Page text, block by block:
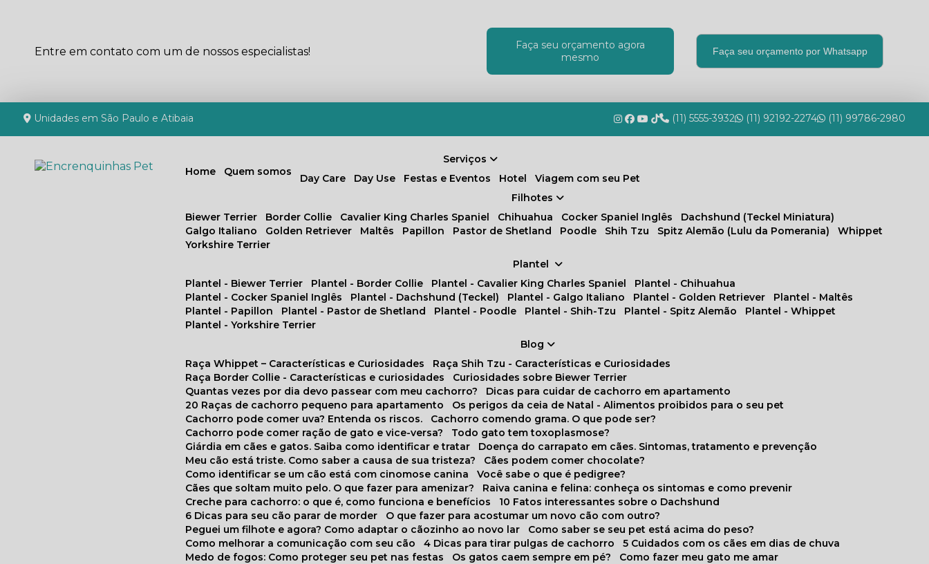
Entre em contato com um de nossos especialistas!
Faça seu orçamento agora
mesmo
Faça seu orçamento por Whatsapp
Unidades em São Paulo e Atibaia (11) 5555-3932 (11) 92192-2274 (11) 99786-2980
Home Quem somos
Plantel
Plantel - Biewer Terrier
Plantel - Border Collie Plantel - Cavalier King Charles Spaniel
Plantel - Chihuahua
Plantel - Cocker Spaniel Inglês
Plantel - Dachshund (Teckel) Plantel - Galgo Italiano Plantel - Golden Retriever
Plantel - Maltês
Plantel - Papillon
Plantel - Pastor de Shetland Plantel - Poodle Plantel - Shih-Tzu Plantel - Spitz Alemão
Plantel - Whippet
Plantel - Yorkshire Terrier
Blog
Raça Whippet – Características e Curiosidades
Raça Shih Tzu - Características e Curiosidades
Raça Border Collie - Características e curiosidades
Curiosidades sobre Biewer Terrier
Quantas vezes por dia devo passear com meu cachorro?
Dicas para cuidar de cachorro em apartamento
20 Raças de cachorro pequeno para apartamento
Os perigos da ceia de Natal - Alimentos proibidos para o seu pet
Cachorro pode comer uva? Entenda os riscos.
Cachorro comendo grama. O que pode ser?
Cachorro pode comer ração de gato e vice-versa?
Todo gato tem toxoplasmose?
Giárdia em cães e gatos. Saiba como identificar e tratar
Doença do carrapato em cães. Sintomas, tratamento e prevenção
Meu cão está triste. Como saber a causa de sua tristeza?
Cães podem comer chocolate?
Como identificar se um cão está com cinomose canina
Você sabe o que é pedigree?
Cães que soltam muito pelo. O que fazer para amenizar?
Raiva canina e felina: conheça os sintomas e como prevenir
Creche para cachorro: o que é, como funciona e benefícios
10 Fatos interessantes sobre o Dachshund
6 Dicas para seu cão parar de morder
O que fazer para acostumar um novo cão com outro?
Peguei um filhote e agora? Como adaptar o cãozinho ao novo lar
Como saber se seu pet está acima do peso?
Como melhorar a comunicação com seu cão
4 Dicas para tirar pulgas de cachorro
5 Cuidados com os cães em dias de chuva
Medo de fogos: Como proteger seu pet nas festas
Os gatos caem sempre em pé?
Como fazer meu gato me amar
Serviços
Day Care
Day Use Festas e Eventos Hotel
Viagem com seu Pet
Filhotes
Biewer Terrier
Border Collie Cavalier King Charles Spaniel Chihuahua Cocker Spaniel Inglês
Dachshund (Teckel Miniatura)
Galgo Italiano
Golden Retriever Maltês Papillon Pastor de Shetland Poodle Shih Tzu Spitz Alemão (Lulu da Pomerania)
Whippet
Yorkshire Terrier